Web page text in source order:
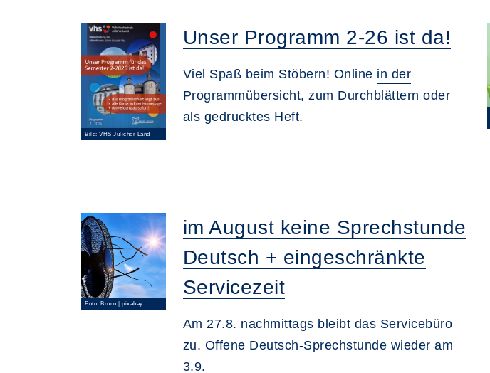
Bild: VHS Jülicher Land
Unser Programm 2-26 ist da!
Viel Spaß beim Stöbern! Online in der
Programmübersicht, zum Durchblättern oder
als gedrucktes Heft.
Foto: Bruno | pixabay
im August keine Sprechstunde
Deutsch + eingeschränkte
Servicezeit
Am 27.8. nachmittags bleibt das Servicebüro
zu. Offene Deutsch-Sprechstunde wieder am
3.9.